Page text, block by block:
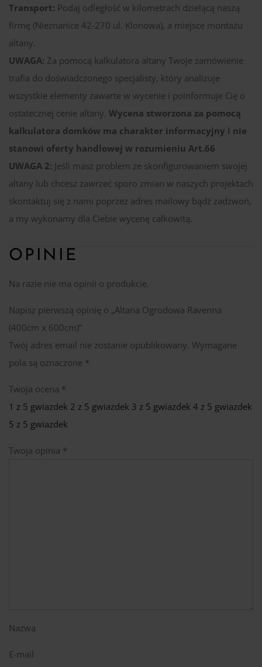
Transport: Podaj odległość w kilometrach dzielącą naszą
firmę (Nieznanice 42-270 ul. Klonowa), a miejsce montażu
altany.
UWAGA: Za pomocą kalkulatora altany Twoje zamówienie
trafia do doświadczonego specjalisty, który analizuje
wszystkie elementy zawarte w wycenie i poinformuje Cię o
ostatecznej cenie altany. Wycena stworzona za pomocą
kalkulatora domków ma charakter informacyjny i nie
stanowi oferty handlowej w rozumieniu Art.66
UWAGA 2: Jeśli masz problem ze skonfigurowaniem swojej
altany lub chcesz zawrzeć sporo zmian w naszych projektach
skontaktuj się z nami poprzez adres mailowy bądź zadzwoń,
a my wykonamy dla Ciebie wycenę całkowitą.
OPINIE
Na razie nie ma opinii o produkcie.
Napisz pierwszą opinię o „Altana Ogrodowa Ravenna
(400cm x 600cm)”
Twój adres email nie zostanie opublikowany. Wymagane
pola są oznaczone *
Twoja ocena *
1 z 5 gwiazdek 2 z 5 gwiazdek 3 z 5 gwiazdek 4 z 5 gwiazdek
5 z 5 gwiazdek
Twoja opinia *
Nazwa
E-mail